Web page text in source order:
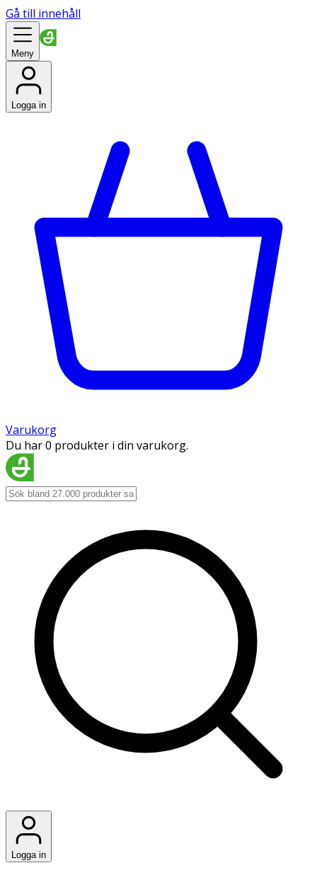
Gå till innehåll
Meny
Logga in
Varukorg
Du har 0 produkter i din varukorg.
Logga in